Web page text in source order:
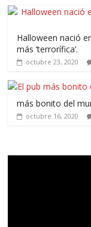
Halloween nació
más ‘terrorífica’.
octubre 23, 2020
más bonito del
octubre 16, 2020